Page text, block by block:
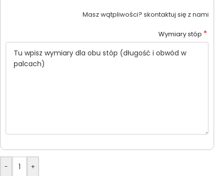
Masz wątpliwości? skontaktuj się z nami
Wymiary stóp *
- +